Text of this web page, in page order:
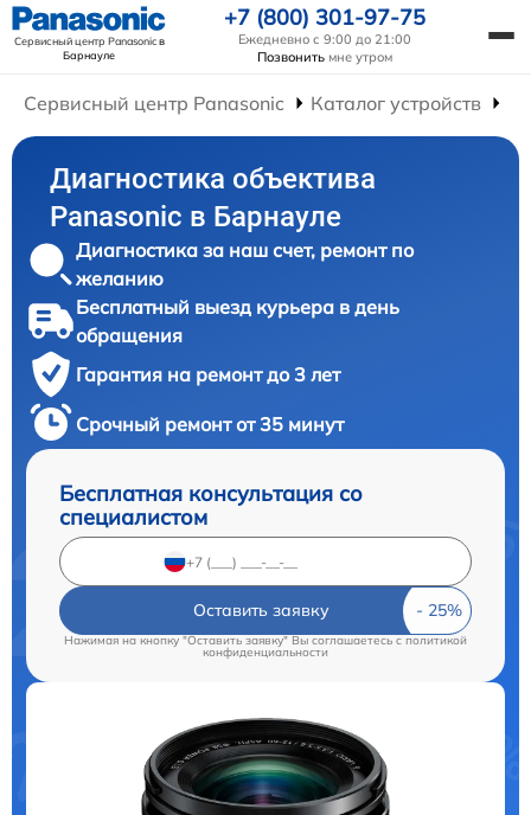
Сервисный центр Panasonicв
Барнауле
+7 (800) 301-97-75
Ежедневно с 9:00 до 21:00
Позвонить мне утром
Сервисный центр Panasonic Каталог устройств
Диагностика объектива
Panasonic в Барнауле
Диагностика за наш счет, ремонт по
желанию
Бесплатный выезд курьера в день
обращения
Гарантия на ремонт до 3 лет
Срочный ремонт от 35 минут
Бесплатная консультация со
специалистом
Оставить заявку
Нажимая на кнопку "Оставить заявку" Вы соглашаетесь cполитикой
конфиденциальности